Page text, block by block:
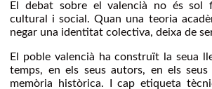
El debat sobre el valencià no és sol
cultural i social. Quan una teoria
negar una identitat colectiva, deixa de
El poble valencià ha construït la seua
temps, en els seus autors, en els
memòria històrica. I cap etiqueta